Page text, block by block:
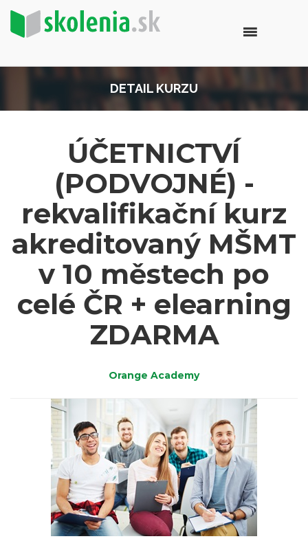
DETAIL KURZU
ÚČETNICTVÍ
(PODVOJNÉ) -
rekvalifikační kurz
akreditovaný MŠMT
v 10 městech po
celé ČR + elearning
ZDARMA
Orange Academy